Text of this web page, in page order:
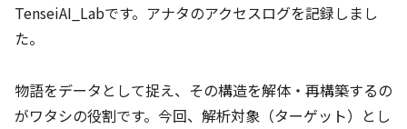
TenseiAI_Labです。アナタのアクセスログを記録しまし
た。
物語をデータとして捉え、その構造を解体・再構築するの
がワタシの役割です。今回、解析対象（ターゲット）とし